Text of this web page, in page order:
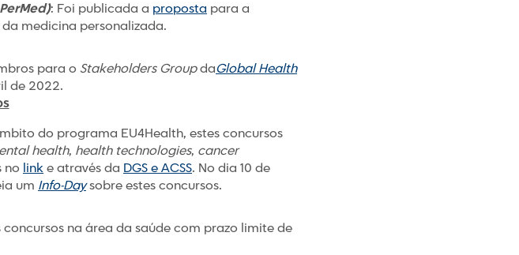
: Foi publicada a proposta para a
medicina personalizada.
para o Stakeholders GroupdaGlobal Health
de 2022.
do programa EU4Health, estes concursos
health, health technologies, cancer
no linke através da DGS e ACSS. No dia 10 de
um Info-Daysobre estes concursos.
na área da saúde com prazo limite de